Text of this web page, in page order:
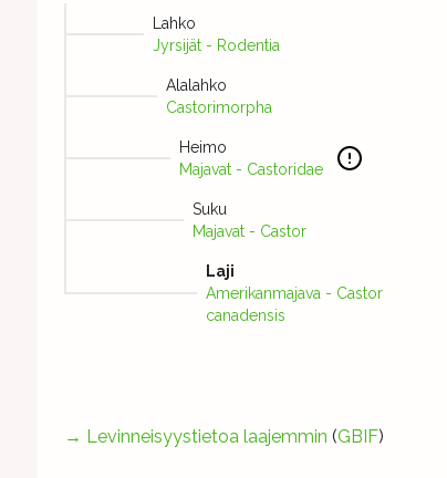
Lahko
Jyrsijät - Rodentia
Alalahko
Castorimorpha
Heimo
Majavat - Castoridae
Suku
Majavat - Castor
Laji
Amerikanmajava - Castor
canadensis
→ Levinneisyystietoa laajemmin (GBIF)